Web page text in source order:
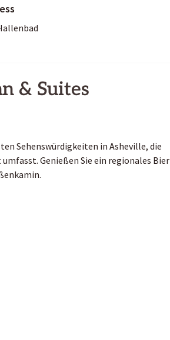
& Suites
Sehenswürdigkeiten in Asheville, die
Genießen Sie ein regionales Bier